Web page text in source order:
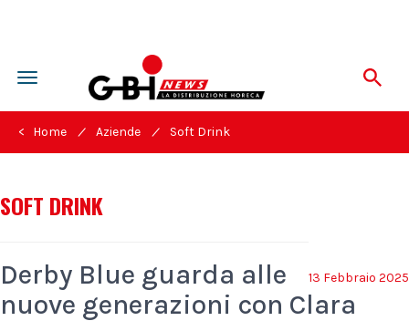
Toggle
navigation
< Home / Aziende / Soft Drink
SOFT DRINK
13 Febbraio 2025
Derby Blue guarda alle
nuove generazioni con Clara